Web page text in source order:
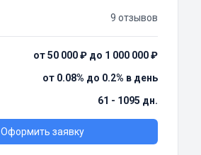
9 отзывов
от 50 000 ₽ до 1 000 000 ₽
от 0.08% до 0.2% в день
61 - 1095 дн.
Оформить заявку